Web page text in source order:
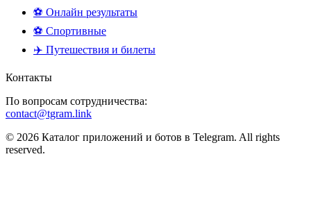
⚽ Онлайн результаты
⚽ Спортивные
✈️ Путешествия и билеты
Контакты
По вопросам сотрудничества:
contact@tgram.link
© 2026 Каталог приложений и ботов в Telegram. All rights
reserved.